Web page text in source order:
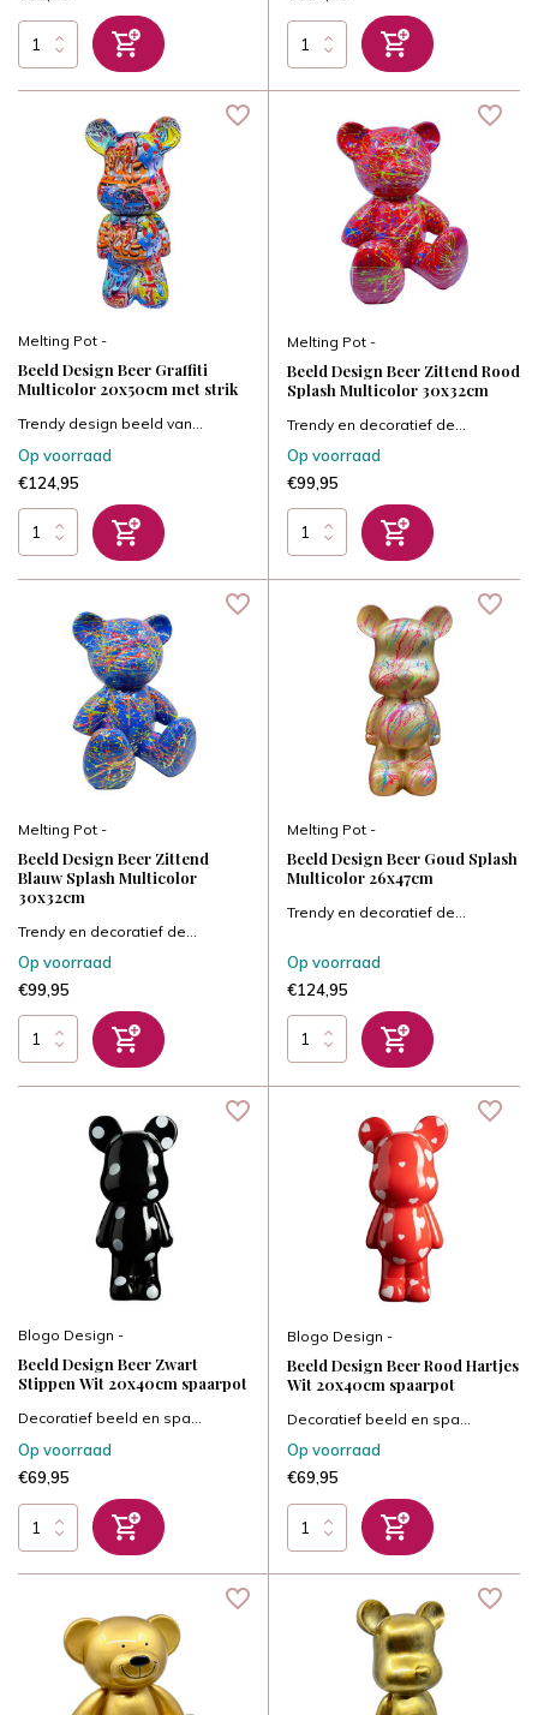
Melting Pot -
Beeld Design Beer Graffiti
Multicolor 20x50cm met strik
Trendy design beeld van...
Op voorraad
€124,95
Melting Pot -
Beeld Design Beer Zittend Rood
Splash Multicolor 30x32cm
Trendy en decoratief de...
Op voorraad
€99,95
Melting Pot -
Beeld Design Beer Zittend
Blauw Splash Multicolor
30x32cm
Trendy en decoratief de...
Op voorraad
€99,95
Melting Pot -
Beeld Design Beer Goud Splash
Multicolor 26x47cm
Trendy en decoratief de...
Op voorraad
€124,95
Blogo Design -
Beeld Design Beer Zwart
Stippen Wit 20x40cm spaarpot
Decoratief beeld en spa...
Op voorraad
€69,95
Blogo Design -
Beeld Design Beer Rood Hartjes
Wit 20x40cm spaarpot
Decoratief beeld en spa...
Op voorraad
€69,95